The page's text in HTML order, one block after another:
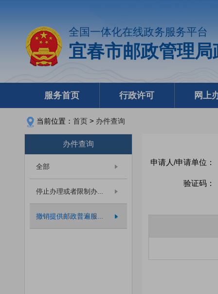
全国一体化在线政务服务平台
宜春市邮政管理
服务首页 行政许可 网上
当前位置： 首页 > 办件查询
办件查询
全部
停止办理或者限制办...
撤销提供邮政普遍服...
申请人/申请单位：
验证码：